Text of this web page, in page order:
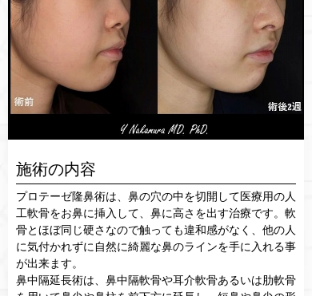
施術の内容
プロテーゼ隆鼻術は、鼻の穴の中を切開して医療用の人
工軟骨をお鼻に挿入して、鼻に高さを出す治療です。軟
骨とほぼ同じ硬さなので触っても違和感がなく、他の人
に気付かれずに自然に綺麗な鼻のラインを手に入れる事
が出来ます。
鼻中隔延長術は、鼻中隔軟骨や耳介軟骨あるいは肋軟骨